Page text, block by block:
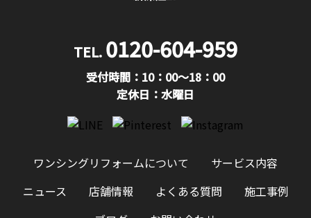
TEL. 0120-604-959
受付時間：10：00〜18：00
定休日：水曜日
ワンシングリフォームについて
サービス内容
ニュース
店舗情報 よくある質問
施工事例